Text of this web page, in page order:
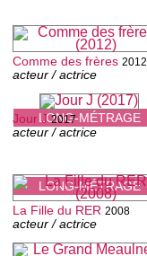
LONG-MÉTRAGE
Comme des frères 2012
acteur / actrice
LONG-MÉTRAGE
Jour J 2017
acteur / actrice
La Fille du RER 2008
acteur / actrice